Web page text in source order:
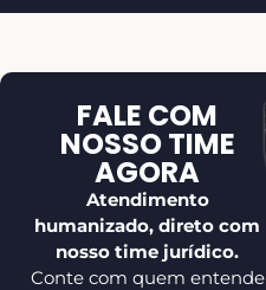
FALE COM
NOSSO TIME
AGORA
Atendimento
humanizado, direto com
nosso time jurídico.
Conte com quem entende